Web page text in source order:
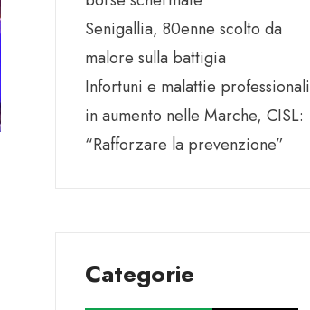
Senigallia, 80enne scolto da
malore sulla battigia
Infortuni e malattie professionali
in aumento nelle Marche, CISL:
“Rafforzare la prevenzione”
Categorie